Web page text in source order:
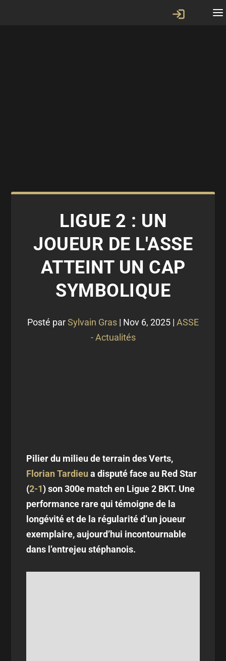
LIGUE 2 : UN
JOUEUR DE L'ASSE
ATTEINT UN CAP
SYMBOLIQUE
Posté parSylvain Gras | Nov 6, 2025 | ASSE
- Actualités
Pilier du milieu de terrain des Verts,
Florian Tardieu a disputé face au Red Star
(2-1) son 300e match en Ligue 2 BKT. Une
performance rare qui témoigne de la
longévité et de la régularité d’un joueur
exemplaire, aujourd’hui incontournable
dans l’entrejeu stéphanois.